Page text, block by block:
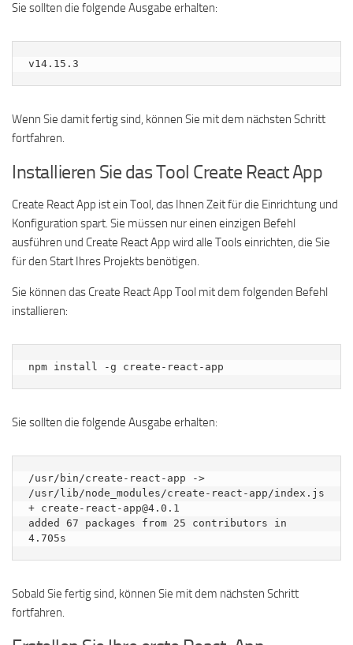
Sie sollten die folgende Ausgabe erhalten:
Wenn Sie damit fertig sind, können Sie mit dem nächsten Schritt
fortfahren.
Installieren Sie das Tool Create React App
Create React App ist ein Tool, das Ihnen Zeit für die Einrichtung und
Konfiguration spart. Sie müssen nur einen einzigen Befehl
ausführen und Create React App wird alle Tools einrichten, die Sie
für den Start Ihres Projekts benötigen.
Sie können das Create React App Tool mit dem folgenden Befehl
installieren:
npm install -g create-react-app
Sie sollten die folgende Ausgabe erhalten:
/usr/bin/create-react-app ->
/usr/lib/node_modules/create-react-app/index.js
+ create-react-app@4.0.1
added 67 packages from 25 contributors in
Sobald Sie fertig sind, können Sie mit dem nächsten Schritt
fortfahren.